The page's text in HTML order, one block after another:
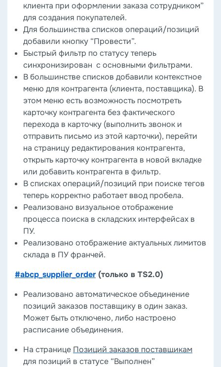
клиента при оформлении заказа сотрудником”
для создания покупателей.
Для большинства списков операций/позиций
добавили кнопку “Провести”.
Быстрый фильтр по статусу теперь
синхронизирован с основными фильтрами.
В большинстве списков добавили контекстное
меню для контрагента (клиента, поставщика). В
этом меню есть возможность посмотреть
карточку контрагента без фактического
перехода в карточку (выполнить звонок и
отправить письмо из этой карточки), перейти
на страницу редактирования контрагента,
открыть карточку контрагента в новой вкладке
или добавить контрагента в фильтр.
В списках операций/позиций при поиске тегов
теперь корректно работает ввод пробела.
Реализовано визуальное отображение
процесса поиска в складских интерфейсах в
ПУ.
Реализовано отображение актуальных лимитов
склада в ПУ франчей.
#abcp_supplier_order(только в TS2.0)
Реализовано автоматическое объединение
позиций заказов поставщику в один заказ.
Может быть отключено, либо настроено
расписание объединения.
На странице Позиций заказов поставщикам
для позиций в статусе “Выполнен”